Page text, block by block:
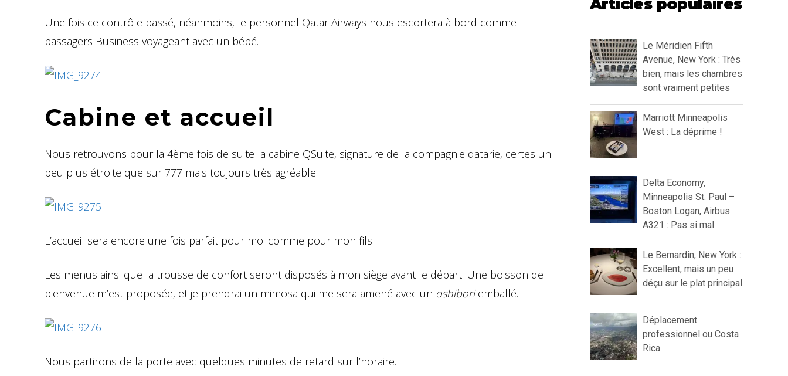
Une fois ce contrôle passé, néanmoins, le personnel Qatar Airways nous escortera à bord comme
passagers Business voyageant avec un bébé.
Cabine et accueil
Nous retrouvons pour la 4ème fois de suite la cabine QSuite, signature de la compagnie qatarie, certes un
peu plus étroite que sur 777 mais toujours très agréable.
L’accueil sera encore une fois parfait pour moi comme pour mon fils.
Les menus ainsi que la trousse de confort seront disposés à mon siège avant le départ. Une boisson de
bienvenue m’est proposée, et je prendrai un mimosa qui me sera amené avec un oshiboriemballé.
Nous partirons de la porte avec quelques minutes de retard sur l’horaire.
Articles populaires
Le Méridien Fifth
Avenue, New York : Très
bien, mais les chambres
sont vraiment petites
Marriott Minneapolis
West : La déprime !
Delta Economy,
Minneapolis St. Paul –
Boston Logan, Airbus
A321 : Pas si mal
Le Bernardin, New York :
Excellent, mais un peu
déçu sur le plat principal
Déplacement
professionnel ou Costa
Rica